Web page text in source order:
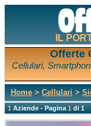
IL
Offerte
Cellulari,
Home > Cellulari >
1Aziende - Pagina1di 1